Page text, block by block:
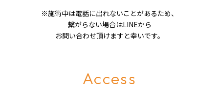
※施術中は電話に出れないことがあるため、
繋がらない場合はLINEから
お問い合わせ頂けますと幸いです。
Access